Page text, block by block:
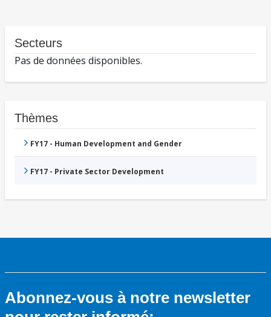
Secteurs
Pas de données disponibles.
Thèmes
FY17 - Human Development and Gender
FY17 - Private Sector Development
Abonnez-vous à notre newsletter